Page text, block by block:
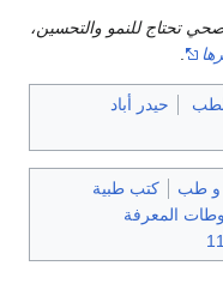
تحتاج للنمو والتحسين،
.
حيدر أباد
و طب
كتب طبية
المعرفة